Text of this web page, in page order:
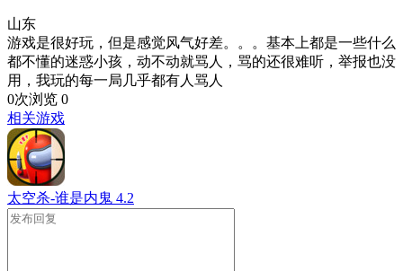
山东
游戏是很好玩，但是感觉风气好差。。。基本上都是一些什么
都不懂的迷惑小孩，动不动就骂人，骂的还很难听，举报也没
用，我玩的每一局几乎都有人骂人
0次浏览 0
相关游戏
太空杀-谁是内鬼 4.2